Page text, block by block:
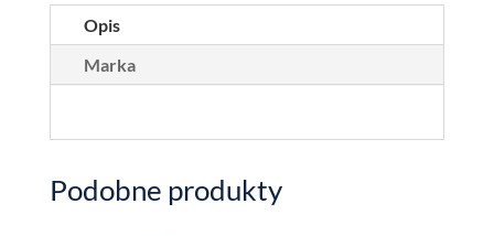
Opis
Marka
Podobne produkty